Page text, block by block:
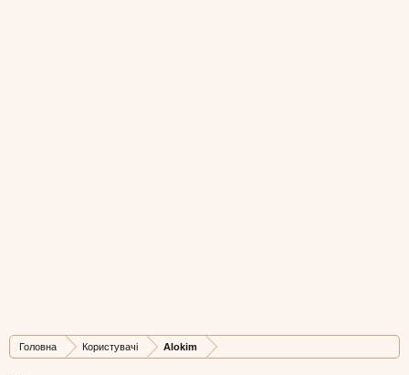
Головна Користувачі Alokim
Дописів
0
Карма
2
Бали
2